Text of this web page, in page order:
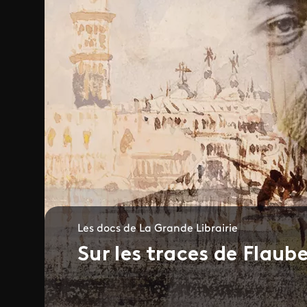
Les docs de La Grande Librairie
Sur les traces de